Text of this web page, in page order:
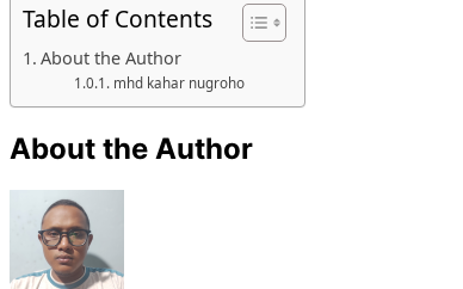
Table of Contents
About the Author
mhd kahar nugroho
About the Author